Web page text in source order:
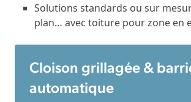
Solutions standards ou sur
plan… avec toiture pour zone en
Cloison grillagée &
automatique